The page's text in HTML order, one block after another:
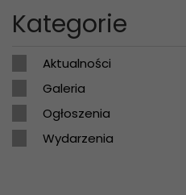
Kategorie
Aktualności
Galeria
Ogłoszenia
Wydarzenia